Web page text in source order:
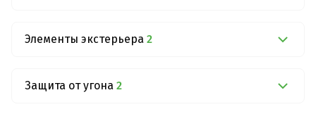
Элементы экстерьера 2
Защита от угона 2